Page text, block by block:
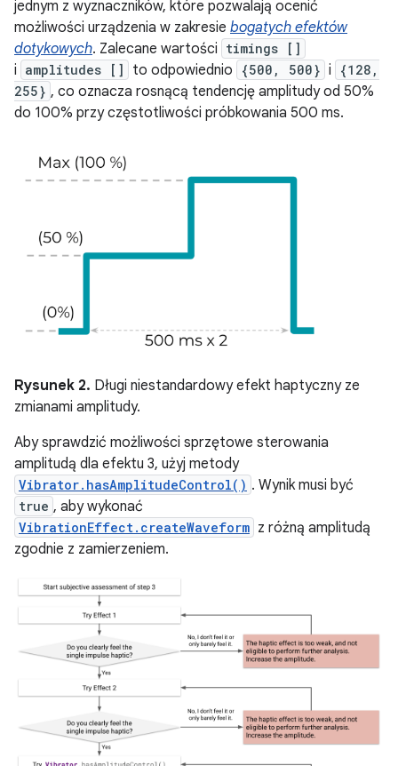
jednym z wyznaczników, które pozwalają ocenić
możliwości urządzenia w zakresie bogatych efektów
dotykowych. Zalecane wartości timings []
i amplitudes [] to odpowiednio {500, 500} i
{128,
255} , co oznacza rosnącą tendencję amplitudy od 50%
do 100% przy częstotliwości próbkowania 500 ms.
Rysunek 2. Długi niestandardowy efekt haptyczny ze
zmianami amplitudy.
Aby sprawdzić możliwości sprzętowe sterowania
amplitudą dla efektu 3, użyj metody
Vibrator.hasAmplitudeControl() . Wynik musi być
true , aby wykonać
VibrationEffect.createWaveform z różną amplitudą
zgodnie z zamierzeniem.